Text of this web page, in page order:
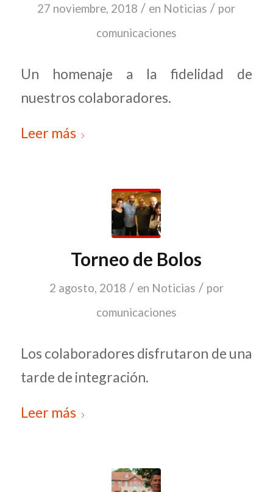
27 noviembre, 2018 / en Noticias / por
comunicaciones
Un homenaje a la fidelidad de
nuestros colaboradores.
Leer más
Torneo de Bolos
2 agosto, 2018 / en Noticias / por
comunicaciones
Los colaboradores disfrutaron de una
tarde de integración.
Leer más